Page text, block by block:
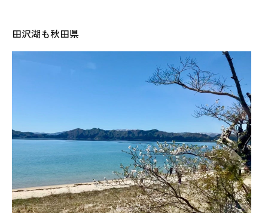
田沢湖も秋田県